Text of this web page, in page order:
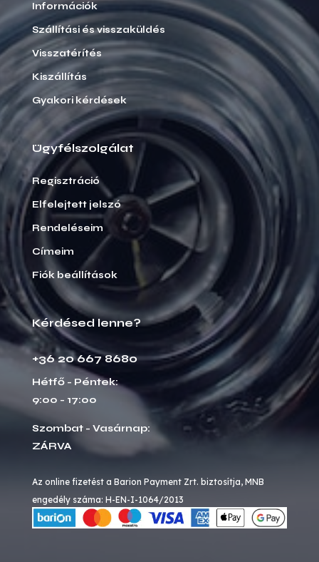
Információk
Szállítási és visszaküldés
Visszatérítés
Kiszállítás
Gyakori kérdések
Ügyfélszolgálat
Regisztráció
Elfelejtett jelszó
Rendeléseim
Címeim
Fiók beállítások
Kérdésed lenne?
+36 20 667 8680
Hétfő - Péntek:
9:00 - 17:00
Szombat - Vasárnap:
ZÁRVA
Az online fizetést a Barion Payment Zrt. biztosítja, MNB
engedély száma: H-EN-I-1064/2013